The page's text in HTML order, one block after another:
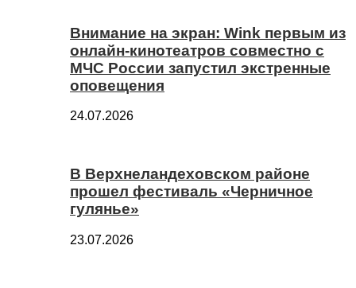
Внимание на экран: Wink первым из
онлайн-кинотеатров совместно с
МЧС России запустил экстренные
оповещения
24.07.2026
В Верхнеландеховском районе
прошел фестиваль «Черничное
гулянье»
23.07.2026